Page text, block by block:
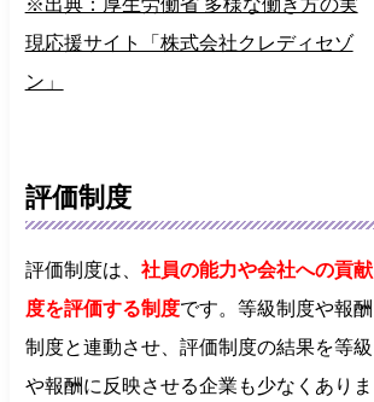
現応援サイト「株式会社クレディセゾ
ン」
評価制度
評価制度は、 社員の能力や会社への貢献
度を評価する制度です。等級制度や報酬
制度と連動させ、評価制度の結果を等級
や報酬に反映させる企業も少なくありま